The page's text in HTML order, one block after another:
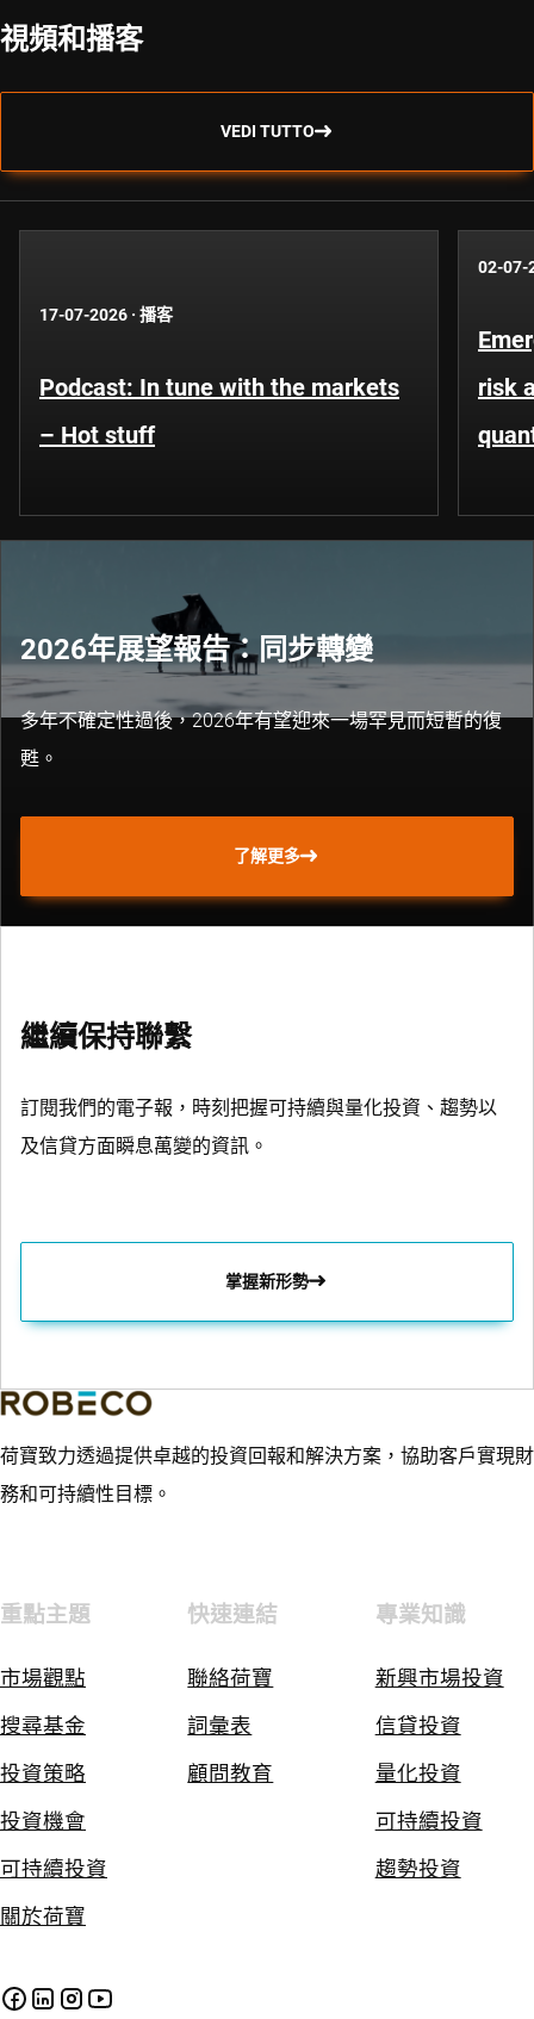
視頻和播客
VEDI TUTTO
17-07-2026 · 播客
Podcast: In tune with the markets
– Hot stuff
02-07-
risk
2026年展望報告：同步轉變
多年不確定性過後，2026年有望迎來一場罕見而短暫的復
甦。
了解更多
繼續保持聯繫
訂閱我們的電子報，時刻把握可持續與量化投資、趨勢以
及信貸方面瞬息萬變的資訊。
掌握新形勢
荷寶致力透過提供卓越的投資回報和解決方案，協助客戶實現財
務和可持續性目標。
重點主題
市場觀點
搜尋基金
投資策略
投資機會
可持續投資
關於荷寶
快速連結
聯絡荷寶
詞彙表
顧問教育
專業知識
新興市場投資
信貸投資
量化投資
可持續投資
趨勢投資